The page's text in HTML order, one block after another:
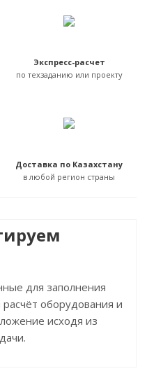
Экспресс-расчет
по техзаданию или проекту
Доставка по Казахстану
в любой регион страны
для заполнения
оборудования и
исходя из